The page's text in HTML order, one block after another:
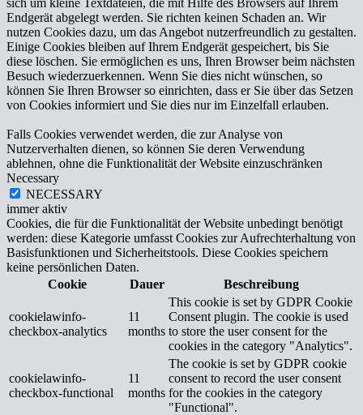
Endgerät abgelegt werden. Sie richten keinen Schaden an. Wir
nutzen Cookies dazu, um das Angebot nutzerfreundlich zu gestalten.
Einige Cookies bleiben auf Ihrem Endgerät gespeichert, bis Sie
diese löschen. Sie ermöglichen es uns, Ihren Browser beim nächsten
Besuch wiederzuerkennen. Wenn Sie dies nicht wünschen, so
können Sie Ihren Browser so einrichten, dass er Sie über das Setzen
von Cookies informiert und Sie dies nur im Einzelfall erlauben.
Falls Cookies verwendet werden, die zur Analyse von
Nutzerverhalten dienen, so können Sie deren Verwendung
ablehnen, ohne die Funktionalität der Website einzuschränken
Necessary
NECESSARY
immer aktiv
Cookies, die für die Funktionalität der Website unbedingt benötigt
werden: diese Kategorie umfasst Cookies zur Aufrechterhaltung von
Basisfunktionen und Sicherheitstools. Diese Cookies speichern
keine persönlichen Daten.
Cookie
Dauer Beschreibung
cookielawinfo-
checkbox-analytics
11
months
This cookie is set by GDPR Cookie
Consent plugin. The cookie is used
to store the user consent for the
cookies in the category "Analytics".
cookielawinfo-
checkbox-functional
11
months
The cookie is set by GDPR cookie
consent to record the user consent
for the cookies in the category
"Functional".